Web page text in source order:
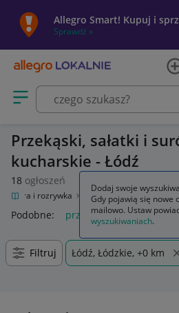
Allegro Smart! Kupuj i
Sprawdź »
Otwórz menu z kategoriami
Przekąski, sałatki i
kucharskie - Łódź
18 ogłoszeń
Kultura i rozrywka Książki Kuchnia,
Podobne: przekąski sałatki i
Filtruj Łódź, Łódzkie, +0 km
Dodaj swoje
Gdy pojawią się nowe
mailowo. Ustaw
wyszukiwaniach.